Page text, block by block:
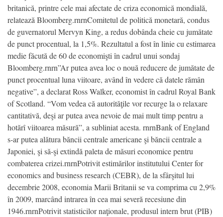
britanică, printre cele mai afectate de criza economică mondială,
relatează Bloomberg.rnrnComitetul de politică monetară, condus
de guvernatorul Mervyn King, a redus dobânda cheie cu jumătate
de punct procentual, la 1,5%. Rezultatul a fost în linie cu estimarea
medie făcută de 60 de economişti în cadrul unui sondaj
Bloomberg.rnrn”Ar putea avea loc o nouă reducere de jumătate de
punct procentual luna viitoare, având în vedere că datele rămân
negative”, a declarat Ross Walker, economist în cadrul Royal Bank
of Scotland. “Vom vedea că autorităţile vor recurge la o relaxare
cantitativă, deşi ar putea avea nevoie de mai mult timp pentru a
hotărî viitoarea măsură”, a subliniat acesta. rnrnBank of England
s-ar putea alătura băncii centrale americane şi băncii centrale a
Japoniei, şi să-şi extindă paleta de măsuri economice pentru
combaterea crizei.rnrnPotrivit estimărilor institutului Center for
economics and business research (CEBR), de la sfârşitul lui
decembrie 2008, economia Marii Britanii se va comprima cu 2,9%
în 2009, marcând intrarea în cea mai severă recesiune din
1946.rnrnPotrivit statisticilor naţionale, produsul intern brut (PIB)